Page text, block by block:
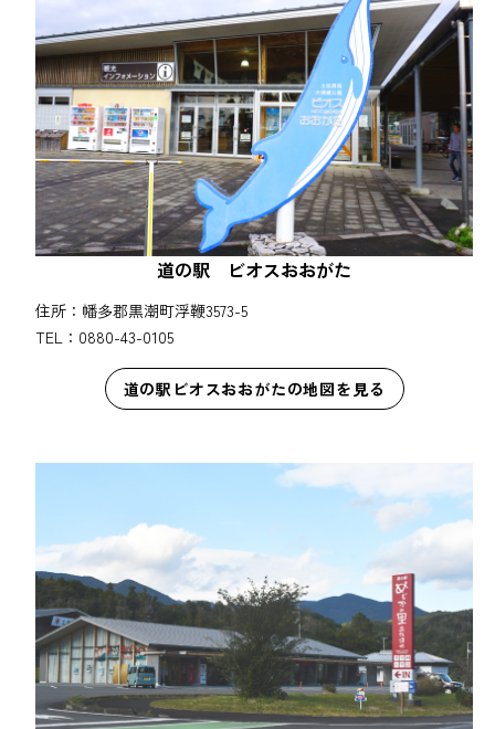
道の駅 ビオスおおがた
住所：幡多郡黒潮町浮鞭3573-5
TEL：0880-43-0105
道の駅ビオスおおがたの地図を見る